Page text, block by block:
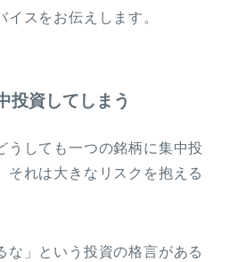
スをお伝えします。
投資してしまう
うしても一つの銘柄に集中投
それは大きなリスクを抱える
な」という投資の格言がある